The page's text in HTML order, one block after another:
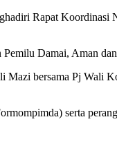
Rapat Koordinasi
Damai, Aman
bersama Pj Wali
serta